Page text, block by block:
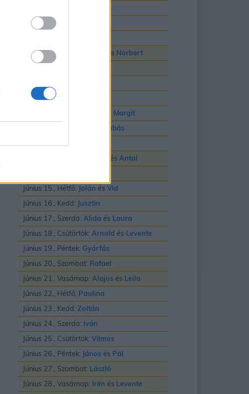
Június 4., Csütörtök:
Június 6., Szombat:
és Norbert
Június 9., Kedd:
Margit
Barnabás
ésAntal
Június 15., Hétfő: Jolán ésVid
Június 16., Kedd: Jusztin
Június 17., Szerda:Alida és Laura
Június 18., Csütörtök:Arnold és Levente
Június 19., Péntek: Gyárfás
Június 20., Szombat: Rafael
Június 21., Vasárnap:Alajos és Leila
Június 22., Hétfő: Paulina
Június 23., Kedd: Zoltán
Június 24., Szerda: Iván
Június 25., Csütörtök:Vilmos
Június 26., Péntek: János és Pál
Június 27., Szombat: László
Június 28., Vasárnap: Irén és Levente